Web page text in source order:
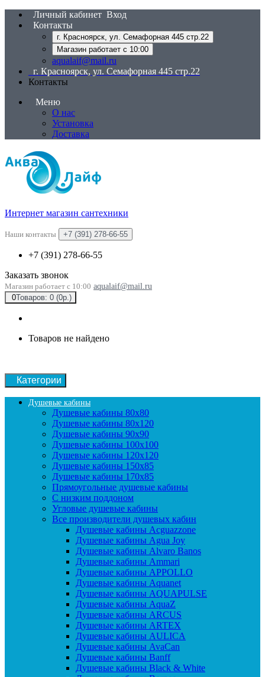
Личный кабинет Вход
Контакты
г. Красноярск, ул. Семафорная 445 стр.22
Магазин работает с 10:00
aqualaif@mail.ru
г. Красноярск, ул. Семафорная 445 стр.22
Контакты
Меню
О нас
Установка
Доставка
Интернет магазин сантехники
Наши контакты +7 (391) 278-66-55
+7 (391) 278-66-55
Заказать звонок
Магазин работает с 10:00 aqualaif@mail.ru
0Товаров: 0 (0р.)
Товаров не найдено
Категории
Душевые кабины
Душевые кабины 80x80
Душевые кабины 80x120
Душевые кабины 90х90
Душевые кабины 100x100
Душевые кабины 120x120
Душевые кабины 150x85
Душевые кабины 170x85
Прямоугольные душевые кабины
С низким поддоном
Угловые душевые кабины
Все производители душевых кабин
Душевые кабины Acguazzone
Душевые кабины Agua Joy
Душевые кабины Alvaro Banos
Душевые кабины Ammari
Душевые кабины APPOLLO
Душевые кабины Aquanet
Душевые кабины AQUAPULSE
Душевые кабины AquaZ
Душевые кабины ARCUS
Душевые кабины ARTEX
Душевые кабины AULICA
Душевые кабины AvaCan
Душевые кабины Banff
Душевые кабины Black & White